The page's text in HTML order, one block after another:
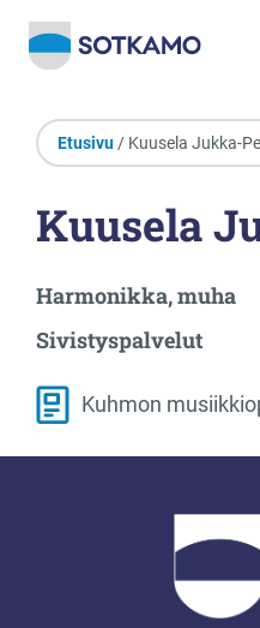
Etusivu / Kuusela Jukka-
Kuusela
Harmonikka, muha
Sivistyspalvelut
Kuhmon